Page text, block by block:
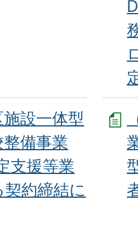
設一体型
備事業
支援等業
約締結に